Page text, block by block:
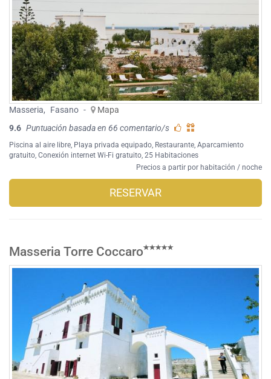
Masseria, Fasano -
Mapa
9.6 Puntuación basada en 66 comentario/s
Piscina al aire libre, Playa privada equipado, Restaurante, Aparcamiento
gratuito, Conexión internet Wi-Fi gratuito, 25 Habitaciones
Precios a partir por habitación / noche
RESERVAR
Masseria Torre Coccaro